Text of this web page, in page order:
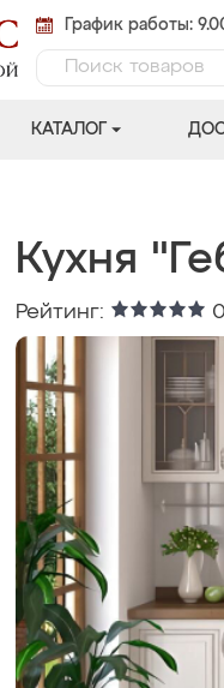
График работы:
КАТАЛОГ
Кухня
Рейтинг: